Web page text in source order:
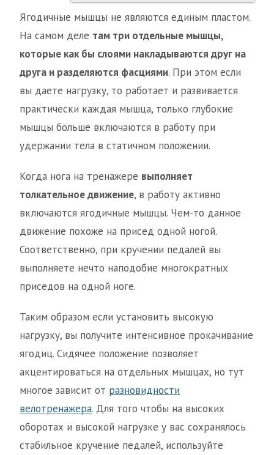
Ягодичные мышцы не являются единым пластом.
На самом деле там три отдельные мышцы,
которые как бы слоями накладываются друг на
друга и разделяются фасциями. При этом если
вы даете нагрузку, то работает и развивается
практически каждая мышца, только глубокие
мышцы больше включаются в работу при
удержании тела в статичном положении.
Когда нога на тренажере выполняет
толкательное движение, в работу активно
включаются ягодичные мышцы. Чем-то данное
движение похоже на присед одной ногой.
Соответственно, при кручении педалей вы
выполняете нечто наподобие многократных
приседов на одной ноге.
Таким образом если установить высокую
нагрузку, вы получите интенсивное прокачивание
ягодиц. Сидячее положение позволяет
акцентироваться на отдельных мышцах, но тут
многое зависит от разновидности
велотренажера. Для того чтобы на высоких
оборотах и высокой нагрузке у вас сохранялось
стабильное кручение педалей, используйте